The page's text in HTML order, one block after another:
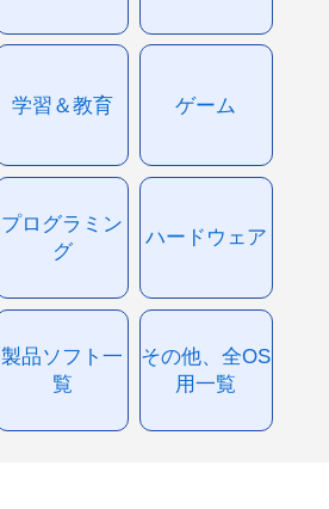
学習＆教育 ゲーム
プログラミン
グ
ハードウェア
製品ソフト一
覧
その他、全OS
用一覧